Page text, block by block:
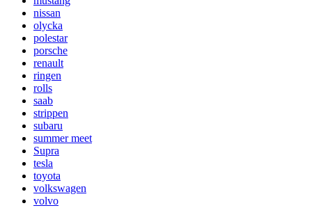
nissan
olycka
polestar
porsche
renault
ringen
rolls
saab
strippen
subaru
summer meet
Supra
tesla
toyota
volkswagen
volvo